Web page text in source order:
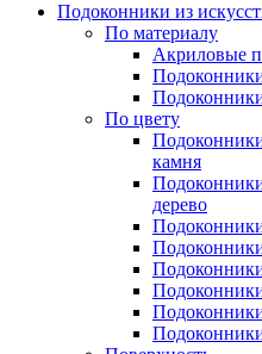
Подоконники из
По материалу
Акриловые
Подоконники
По цвету
камня
дерево